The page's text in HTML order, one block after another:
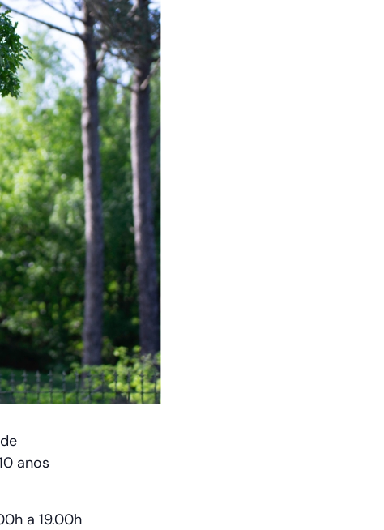
anos
a 19.00h